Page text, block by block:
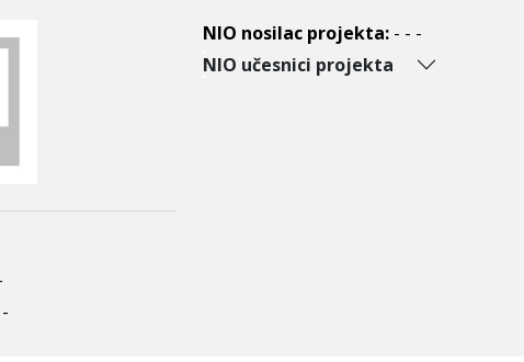
NIO nosilac projekta: - - -
NIO učesnici projekta